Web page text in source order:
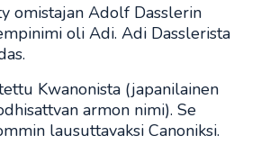
omistajan Adolf Dasslerin
oli Adi. Adi Dasslerista
Kwanonista (japanilainen
armon nimi). Se
lausuttavaksi Canoniksi.